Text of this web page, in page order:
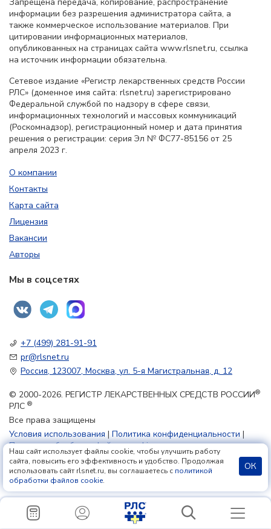
информации без разрешения администратора сайта, а
также коммерческое использование материалов. При
цитировании информационных материалов,
опубликованных на страницах сайта www.rlsnet.ru, ссылка
на источник информации обязательна.
Сетевое издание «Регистр лекарственных средств России
РЛС» (доменное имя сайта: rlsnet.ru) зарегистрировано
Федеральной службой по надзору в сфере связи,
информационных технологий и массовых коммуникаций
(Роскомнадзор), регистрационный номер и дата принятия
решения о регистрации: серия Эл № ФС77-85156 от 25
апреля 2023 г.
О компании
Контакты
Карта сайта
Лицензия
Вакансии
Авторы
Мы в соцсетях
+7 (499) 281-91-91
pr@rlsnet.ru
Россия, 123007, Москва, ул. 5-я Магистральная, д. 12
© 2000-2026. РЕГИСТР ЛЕКАРСТВЕННЫХ СРЕДСТВ РОССИИ®
РЛС ®
Все права защищены
Условия использования | Политика конфиденциальности |
Политика обработки файлов cookie
18+
Наш сайт использует файлы cookie, чтобы улучшить работу
сайта, повысить его эффективность и удобство. Продолжая
использовать сайт rlsnet.ru, вы соглашаетесь с политикой
обработки файлов cookie.
ОК